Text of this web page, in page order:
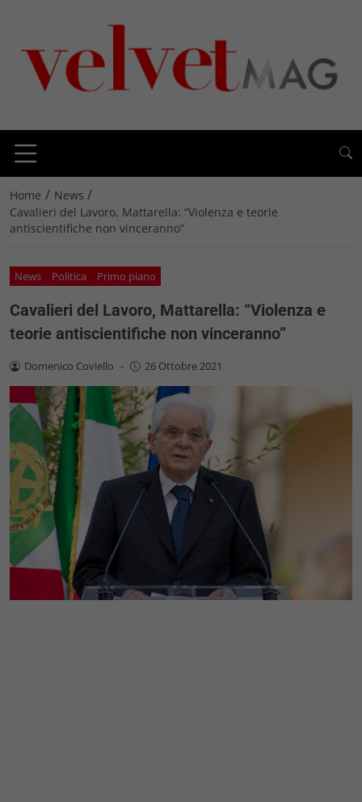
Home / News /
Cavalieri del Lavoro, Mattarella: “Violenza e teorie
antiscientifiche non vinceranno”
News Politica Primo piano
Cavalieri del Lavoro, Mattarella: “Violenza e
teorie antiscientifiche non vinceranno”
Domenico Coviello - 26 Ottobre 2021